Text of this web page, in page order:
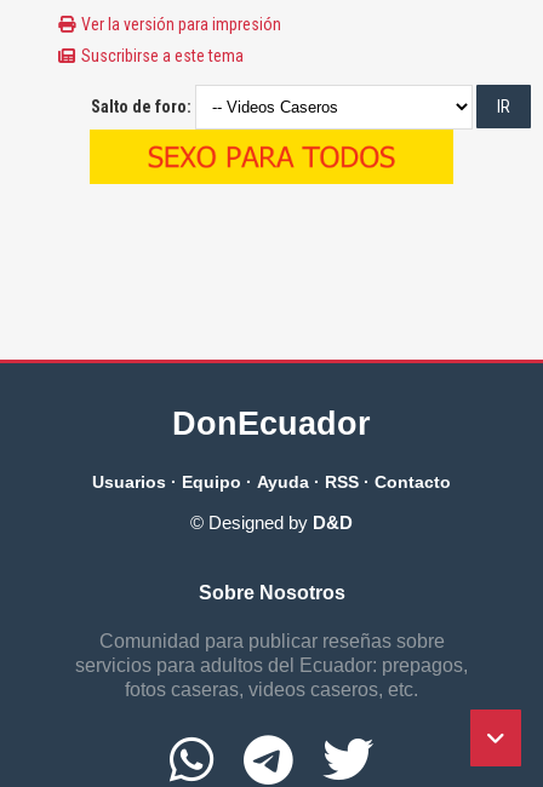
Ver la versión para impresión
Suscribirse a este tema
Salto de foro:
DonEcuador
Usuarios · Equipo · Ayuda · RSS · Contacto
© Designed by D&D
Sobre Nosotros
Comunidad para publicar reseñas sobre
servicios para adultos del Ecuador: prepagos,
fotos caseras, videos caseros, etc.